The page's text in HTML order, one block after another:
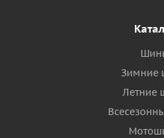
Зимние
Летние